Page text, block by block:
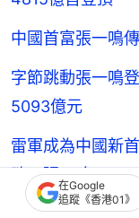
中國首富張一鳴
字節跳動張一鳴
5093億元
雷軍成為中國
睒、張一鳴
動視前CEO接
在Google
追蹤《香港01》